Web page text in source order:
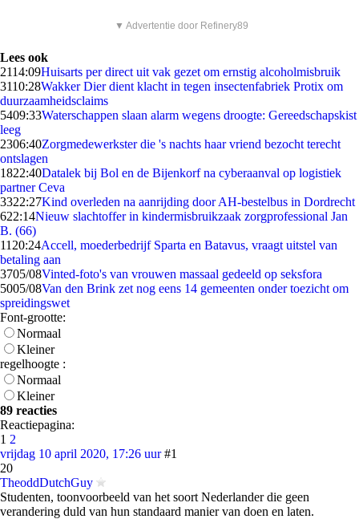
▼ Advertentie door Refinery89
Lees ook
2114:09Huisarts per direct uit vak gezet om ernstig alcoholmisbruik
3110:28Wakker Dier dient klacht in tegen insectenfabriek Protix om
duurzaamheidsclaims
5409:33Waterschappen slaan alarm wegens droogte: Gereedschapskist
leeg
2306:40Zorgmedewerkster die 's nachts haar vriend bezocht terecht
ontslagen
1822:40Datalek bij Bol en de Bijenkorf na cyberaanval op logistiek
partner Ceva
3322:27Kind overleden na aanrijding door AH-bestelbus in Dordrecht
622:14Nieuw slachtoffer in kindermisbruikzaak zorgprofessional Jan
B. (66)
11 20:24Accell, moederbedrijf Sparta en Batavus, vraagt uitstel van
betaling aan
3705/08Vinted-foto's van vrouwen massaal gedeeld op seksfora
5005/08Van den Brink zet nog eens 14 gemeenten onder toezicht om
spreidingswet
Font-grootte:
Normaal
Kleiner
regelhoogte :
Normaal
Kleiner
89 reacties
Reactiepagina:
1 2
vrijdag 10 april 2020, 17:26 uur #1
20
TheoddDutchGuy
Studenten, toonvoorbeeld van het soort Nederlander die geen
verandering duld van hun standaard manier van doen en laten.